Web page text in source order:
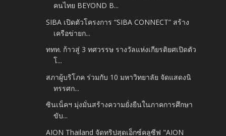
คนไทย BEYOND B...
SIBA เปิดตัวโครงการ “SIBA CONNECT” สร้าง
เครือข่ายก...
ททท. ก้าวสู่ 3 ทศวรรษ รางวัลแห่งเกียรติยศเปิดตัว
โ...
สภาผู้บริโภค ร่วมกับ 10 มหาวิทยาลัย จัดแสดงนิ
ทรรศก...
ซินเน็คฯ มุ่งมั่นสร้างความยั่งยืนในภาคการศึกษา
ขับ...
AION Thailand จัดทริปสุดเอ็กซ์คลูซีฟ "AION